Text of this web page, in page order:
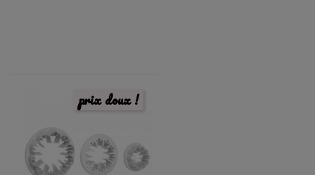
prix doux !